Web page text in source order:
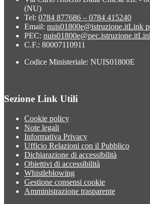
(NU)
Tel: 0784 877686 – 0784 415240
Email: nuis01800e@istruzione.itLink
PEC: nuis01800e@pec.istruzione.it
C.F.: 80007110911
Codice Ministeriale: NUIS01800E
Sezione Link Utili
Cookie policy
Note legali
Informativa Privacy
Ufficio Relazioni con il Pubblico
Dichiarazione di accessibilità
Obiettivi di accessibilità
Whistleblowing
Gestione consensi cookie
Amministrazione trasparente